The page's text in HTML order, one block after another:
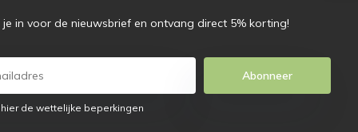
je in voor de nieuwsbrief en ontvang direct 5% korting!
Abonneer
de wettelijke beperkingen